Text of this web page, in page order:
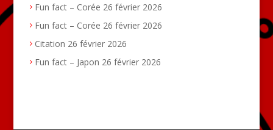
Fun fact – Corée 26 février 2026
Fun fact – Corée 26 février 2026
Citation 26 février 2026
Fun fact – Japon 26 février 2026